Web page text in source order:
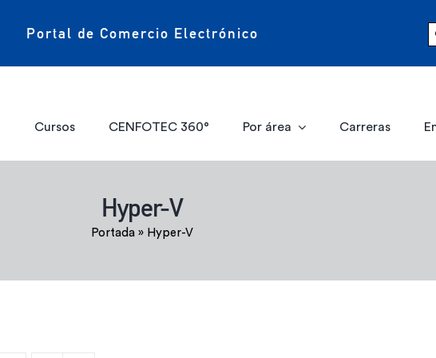
Portal de Comercio Electrónico
Cursos CENFOTEC 360° Por área Carreras
Hyper-V
Portada » Hyper-V